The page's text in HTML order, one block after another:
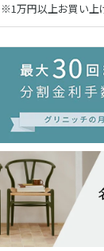
※1万円以上お買い上